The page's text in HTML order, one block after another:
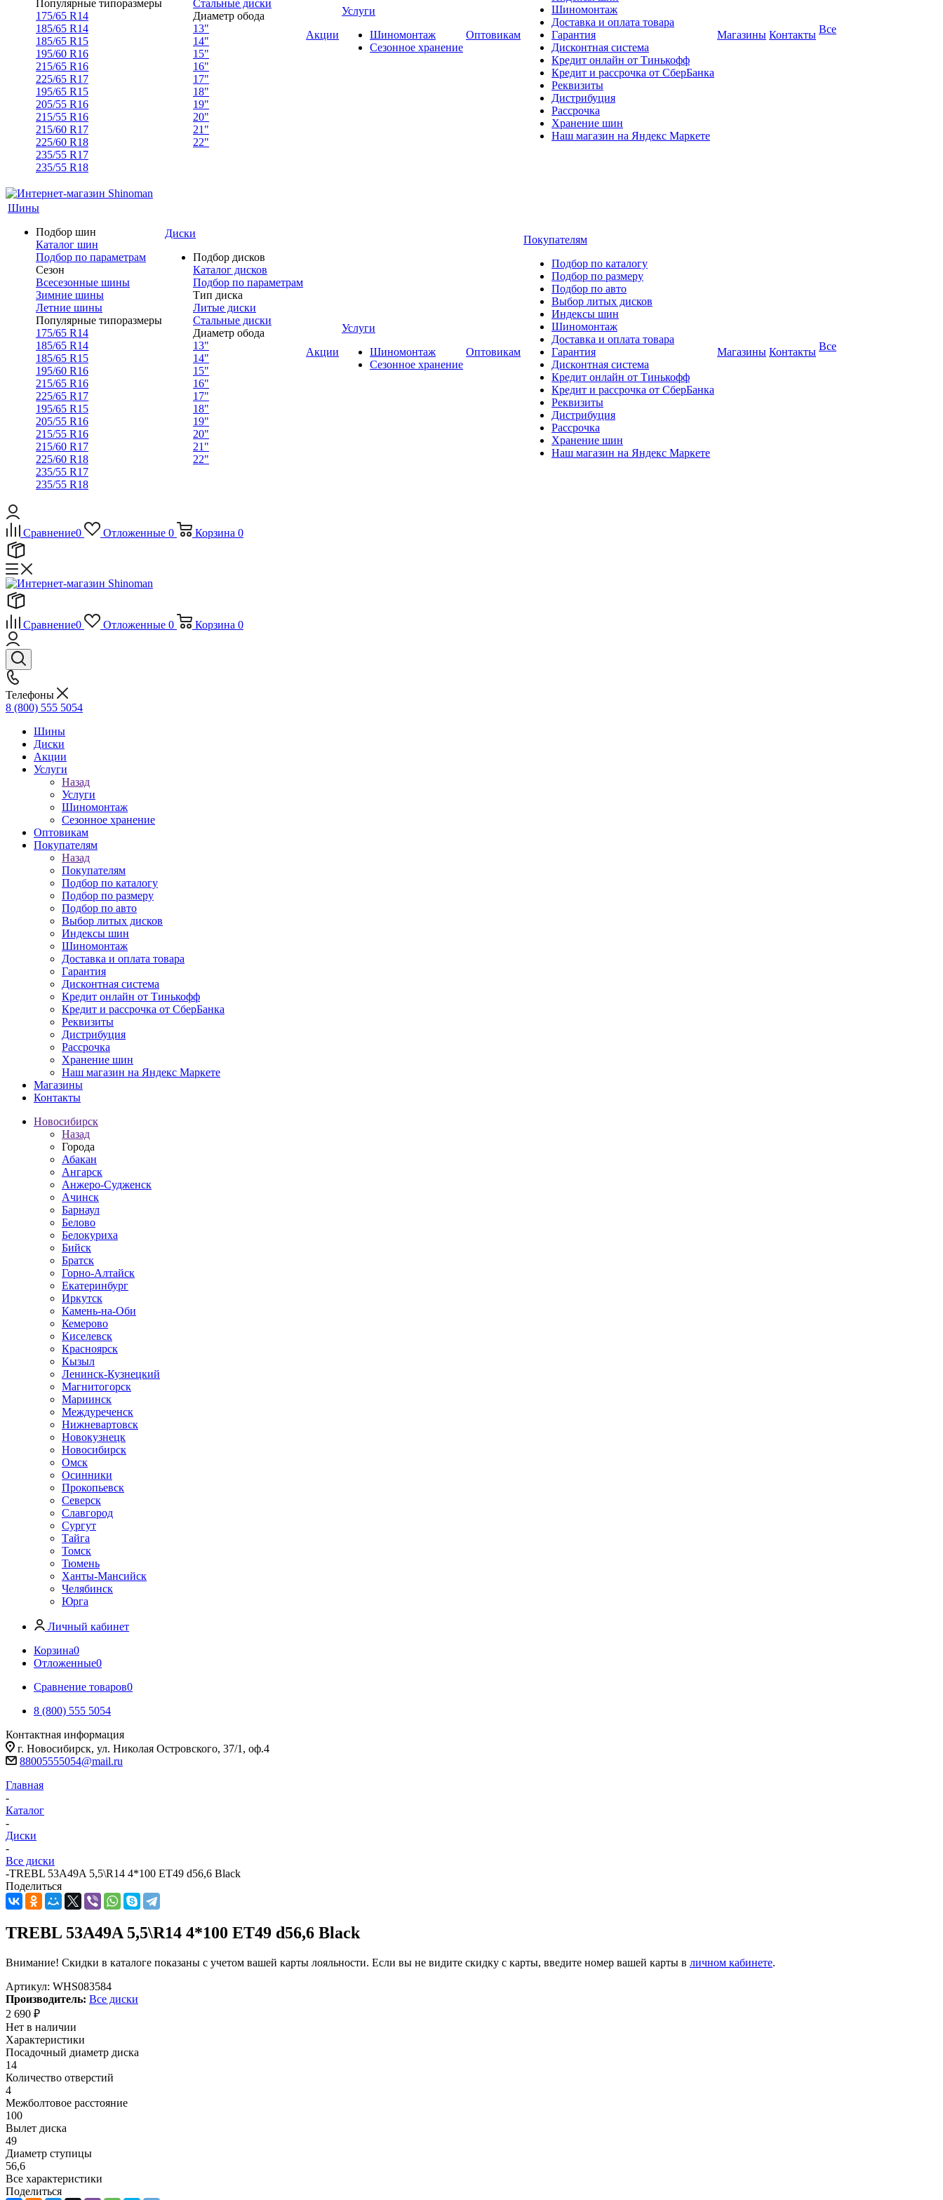
Популярные типоразмеры
175/65 R14
185/65 R14
185/65 R15
195/60 R16
215/65 R16
225/65 R17
195/65 R15
205/55 R16
215/55 R16
215/60 R17
225/60 R18
235/55 R17
235/55 R18
Стальные диски
Диаметр обода
13"
14"
15"
16"
17"
18"
19"
20"
21"
22"
Акции
Услуги
Шиномонтаж
Сезонное хранение
Оптовикам
Шиномонтаж
Доставка и оплата товара
Гарантия
Дисконтная система
Кредит онлайн от Тинькофф
Кредит и рассрочка от СберБанка
Реквизиты
Дистрибуция
Рассрочка
Хранение шин
Наш магазин на Яндекс Маркете
Магазины Контакты Все
Шины
Подбор шин
Каталог шин
Подбор по параметрам
Сезон
Всесезонные шины
Зимние шины
Летние шины
Популярные типоразмеры
175/65 R14
185/65 R14
185/65 R15
195/60 R16
215/65 R16
225/65 R17
195/65 R15
205/55 R16
215/55 R16
215/60 R17
225/60 R18
235/55 R17
235/55 R18
Диски
Подбор дисков
Каталог дисков
Подбор по параметрам
Тип диска
Литые диски
Стальные диски
Диаметр обода
13"
14"
15"
16"
17"
18"
19"
20"
21"
22"
Акции
Услуги
Шиномонтаж
Сезонное хранение
Оптовикам
Покупателям
Подбор по каталогу
Подбор по размеру
Подбор по авто
Выбор литых дисков
Индексы шин
Шиномонтаж
Доставка и оплата товара
Гарантия
Дисконтная система
Кредит онлайн от Тинькофф
Кредит и рассрочка от СберБанка
Реквизиты
Дистрибуция
Рассрочка
Хранение шин
Наш магазин на Яндекс Маркете
Магазины Контакты Все
Сравнение0 Отложенные 0 Корзина 0
Сравнение0 Отложенные 0 Корзина 0
Телефоны
8 (800) 555 5054
Шины
Диски
Акции
Услуги
Назад
Услуги
Шиномонтаж
Сезонное хранение
Оптовикам
Покупателям
Назад
Покупателям
Подбор по каталогу
Подбор по размеру
Подбор по авто
Выбор литых дисков
Индексы шин
Шиномонтаж
Доставка и оплата товара
Гарантия
Дисконтная система
Кредит онлайн от Тинькофф
Кредит и рассрочка от СберБанка
Реквизиты
Дистрибуция
Рассрочка
Хранение шин
Наш магазин на Яндекс Маркете
Магазины
Контакты
Новосибирск
Назад
Города
Абакан
Ангарск
Анжеро-Судженск
Ачинск
Барнаул
Белово
Белокуриха
Бийск
Братск
Горно-Алтайск
Екатеринбург
Иркутск
Камень-на-Оби
Кемерово
Киселевск
Красноярск
Кызыл
Ленинск-Кузнецкий
Магнитогорск
Мариинск
Междуреченск
Нижневартовск
Новокузнецк
Новосибирск
Омск
Осинники
Прокопьевск
Северск
Славгород
Сургут
Тайга
Томск
Тюмень
Ханты-Мансийск
Челябинск
Юрга
Личный кабинет
Корзина0
Отложенные0
Сравнение товаров0
8 (800) 555 5054
Контактная информация
г. Новосибирск, ул. Николая Островского, 37/1, оф.4
88005555054@mail.ru
Главная
-
Каталог
-
Диски
-
Все диски
-TREBL 53A49A 5,5\R14 4*100 ET49 d56,6 Black
Поделиться
TREBL 53A49A 5,5\R14 4*100 ET49 d56,6 Black
Внимание! Скидки в каталоге показаны с учетом вашей карты лояльности. Если вы не видите скидку с карты, введите номер вашей карты в личном кабинете.
Артикул: WHS083584
Производитель: Все диски
2 690 ₽
Нет в наличии
Характеристики
Посадочный диаметр диска
14
Количество отверстий
4
Межболтовое расстояние
100
Вылет диска
49
Диаметр ступицы
56,6
Все характеристики
Поделиться